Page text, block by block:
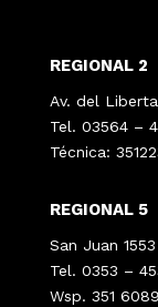
REGIONAL 2
Av. del
Tel. 03564 –
Técnica:
REGIONAL 5
San Juan
Tel. 0353 –
Wsp. 351